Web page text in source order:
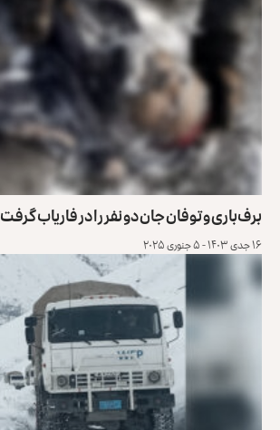
برف‌باری و توفان جان دو نفر را در فاریاب گرفت
۱۶ جدی ۱۴۰۳ - ۵ جنوری ۲۰۲۵